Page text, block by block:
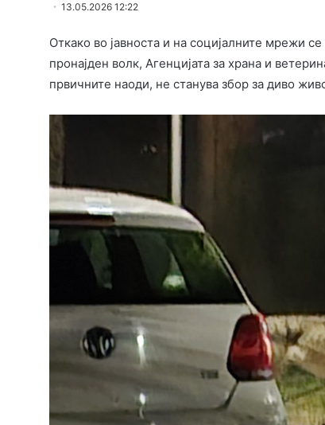
13.05.2026 12:22
Откако во јавноста и на социјалните мрежи
пронајден волк, Агенцијата за храна и
првичните наоди, не станува збор за диво